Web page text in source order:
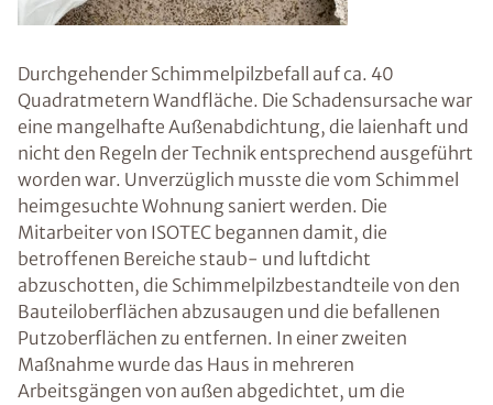
Durchgehender Schimmelpilzbefall auf ca. 40
Quadratmetern Wandfläche. Die Schadensursache war
eine mangelhafte Außenabdichtung, die laienhaft und
nicht den Regeln der Technik entsprechend ausgeführt
worden war. Unverzüglich musste die vom Schimmel
heimgesuchte Wohnung saniert werden. Die
Mitarbeiter von ISOTEC begannen damit, die
betroffenen Bereiche staub- und luftdicht
abzuschotten, die Schimmelpilzbestandteile von den
Bauteiloberflächen abzusaugen und die befallenen
Putzoberflächen zu entfernen. In einer zweiten
Maßnahme wurde das Haus in mehreren
Arbeitsgängen von außen abgedichtet, um die